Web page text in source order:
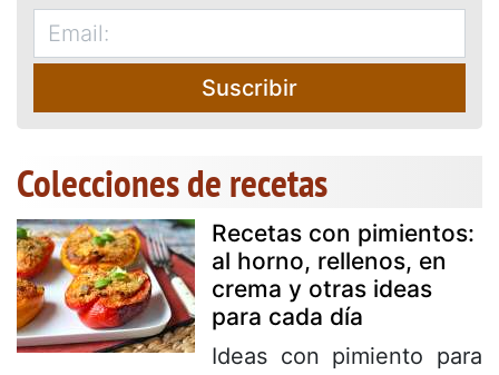
Suscribir
Colecciones de recetas
Recetas con pimientos:
al horno, rellenos, en
crema y otras ideas
para cada día
Ideas con pimiento para